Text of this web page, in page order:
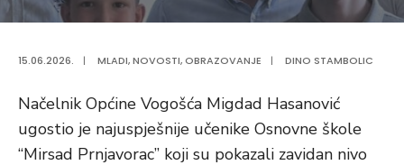
15.06.2026. | MLADI,NOVOSTI,OBRAZOVANJE | DINO STAMBOLIC
Načelnik Općine Vogošća Migdad Hasanović
ugostio je najuspješnije učenike Osnovne škole
“Mirsad Prnjavorac” koji su pokazali zavidan nivo